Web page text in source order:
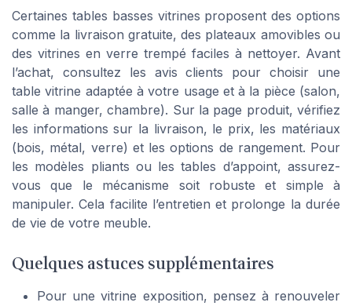
Certaines tables basses vitrines proposent des options
comme la livraison gratuite, des plateaux amovibles ou
des vitrines en verre trempé faciles à nettoyer. Avant
l’achat, consultez les avis clients pour choisir une
table vitrine adaptée à votre usage et à la pièce (salon,
salle à manger, chambre). Sur la page produit, vérifiez
les informations sur la livraison, le prix, les matériaux
(bois, métal, verre) et les options de rangement. Pour
les modèles pliants ou les tables d’appoint, assurez-
vous que le mécanisme soit robuste et simple à
manipuler. Cela facilite l’entretien et prolonge la durée
de vie de votre meuble.
Quelques astuces supplémentaires
Pour une vitrine exposition, pensez à renouveler